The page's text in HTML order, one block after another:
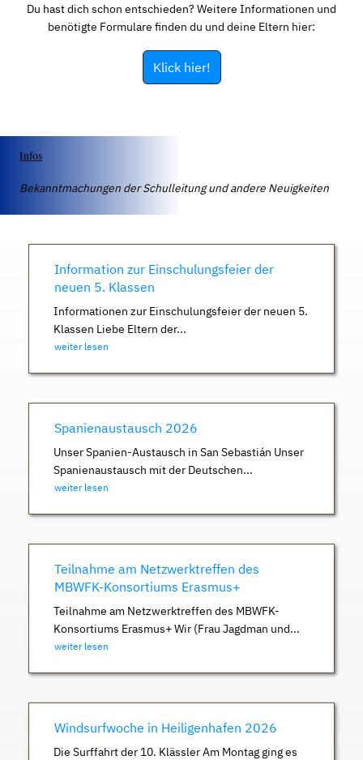
Du hast dich schon entschieden? Weitere Informationen und
benötigte Formulare finden du und deine Eltern hier:
Klick hier!
Infos
Bekanntmachungen der Schulleitung und andere Neuigkeiten
Information zur Einschulungsfeier der
neuen 5. Klassen
Informationen zur Einschulungsfeier der neuen 5.
Klassen Liebe Eltern der...
weiter lesen
Spanienaustausch 2026
Unser Spanien-Austausch in San Sebastián Unser
Spanienaustausch mit der Deutschen...
weiter lesen
Teilnahme am Netzwerktreffen des
MBWFK-Konsortiums Erasmus+
Teilnahme am Netzwerktreffen des MBWFK-
Konsortiums Erasmus+ Wir (Frau Jagdman und...
weiter lesen
Windsurfwoche in Heiligenhafen 2026
Die Surffahrt der 10. Klässler Am Montag ging es